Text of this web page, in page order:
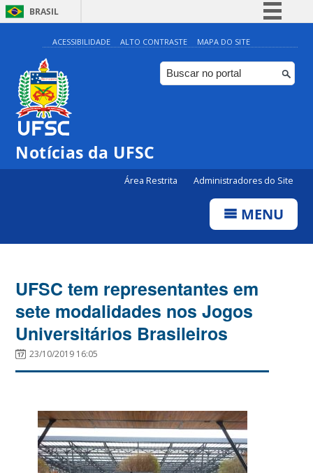
BRASIL
Simplifique!
Comunica BR
Participe
ACESSIBILIDADE ALTO CONTRASTE MAPA DO SITE
Notícias da UFSC
Área Restrita Administradores do Site
MENU
UFSC tem representantes em
sete modalidades nos Jogos
Universitários Brasileiros
23/10/2019 16:05